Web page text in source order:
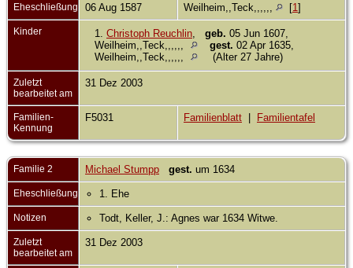
Eheschließung 06 Aug 1587 Weilheim,,Teck,,,,,, [1 ]
Kinder 1. Christoph Reuchlin geb. 05 Jun 1607,
Weilheim,,Teck,,,,,,
gest. 02 Apr 1635,
Weilheim,,Teck,,,,,,
(Alter 27 Jahre)
Zuletzt
bearbeitet am
31 Dez 2003
Familien-
Kennung
F5031 Familienblatt Familientafel
Familie 2 Michael Stumpp gest. um 1634
Eheschließung 1. Ehe
Notizen Todt, Keller, J.: Agnes war 1634 Witwe.
Zuletzt
bearbeitet am
31 Dez 2003